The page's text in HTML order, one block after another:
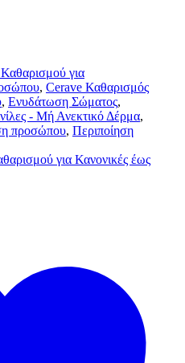
, Cerave Καθαρισμός
, Ενυδάτωση Σώματος,
- Μή Ανεκτικό Δέρμα,
προσώπου, Περιποίηση
για Κανονικές έως